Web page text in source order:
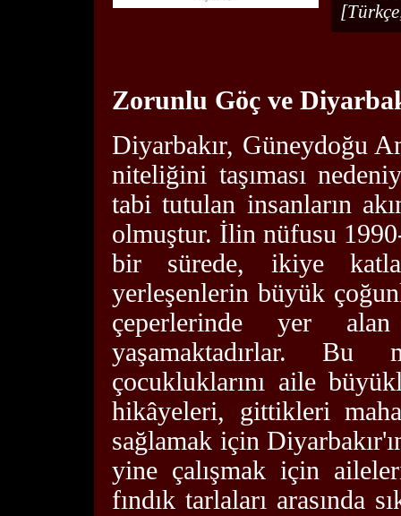
Zorunlu Göç ve
Diyarbakır, Güneydoğu
niteliğini taşıması
tabi tutulan insanların
olmuştur. İlin nüfusu
bir sürede, ikiye
yerleşenlerin büyük
çeperlerinde yer
yaşamaktadırlar. Bu
çocukluklarını aile
hikâyeleri, gittikleri
sağlamak için
yine çalışmak için
fındık tarlaları arasında